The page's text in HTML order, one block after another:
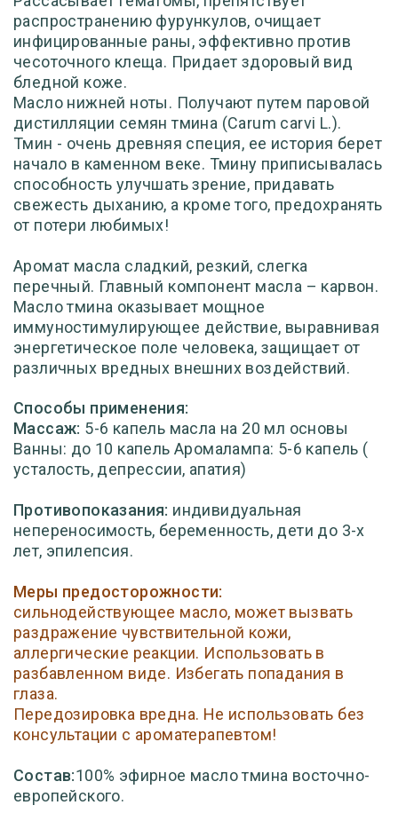
распространению фурункулов, очищает
инфицированные раны, эффективно против
чесоточного клеща. Придает здоровый вид
бледной коже.
Масло нижней ноты. Получают путем паровой
дистилляции семян тмина (Carum carvi L.).
Тмин - очень древняя специя, ее история берет
начало в каменном веке. Тмину приписывалась
способность улучшать зрение, придавать
свежесть дыханию, а кроме того, предохранять
от потери любимых!
Аромат масла сладкий, резкий, слегка
перечный. Главный компонент масла – карвон.
Масло тмина оказывает мощное
иммуностимулирующее действие, выравнивая
энергетическое поле человека, защищает от
различных вредных внешних воздействий.
Способы применения:
Массаж: 5-6 капель масла на 20 мл основы
Ванны: до 10 капель Аромалампа: 5-6 капель (
усталость, депрессии, апатия)
Противопоказания: индивидуальная
непереносимость, беременность, дети до 3-х
лет, эпилепсия.
Меры предосторожности:
сильнодействующее масло, может вызвать
раздражение чувствительной кожи,
аллергические реакции. Использовать в
разбавленном виде. Избегать попадания в
глаза.
Передозировка вредна. Не использовать без
консультации с ароматерапевтом!
Состав:100% эфирное масло тмина восточно-
европейского.